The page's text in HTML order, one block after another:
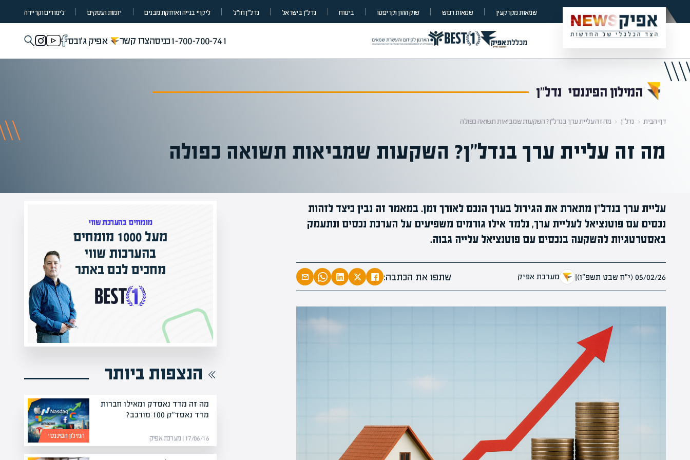
שמאות מקרקעין שמאות רכוש שוק ההון וקריפטו ביטוח נדל”ן בישראל נדל״ן חו״ל ליקויי בנייה ואחזקת מבנים יזמות ועסקים לימודים וקריירה
1-700-700-741כניסהצרו קשר אפיק ג'ובס
המילון הפיננסי נדל"ן
דף הבית ‹ נדל"ן ‹ מה זה עליית ערך בנדל"ן? השקעות שמביאות תשואה כפולה
מה זה עליית ערך בנדל"ן? השקעות שמביאות תשואה כפולה
עליית ערך בנדל"ן מתארת את הגידול בערך הנכס לאורך זמן. במאמר זה נבין כיצד לזהות
נכסים עם פוטנציאל לעליית ערך, נלמד אילו גורמים משפיעים על הערכת נכסים ונתעמק
באסטרטגיות להשקעה בנכסים עם פוטנציאל עלייה גבוה.
05/02/26 (י״ח שבט תשפ״ו) | מערכת אפיק שתפו את הכתבה:
המרצים המובילים בישראל
הקריירה החדשה שלך מעבר לפינה!
מומחים בהערכת שווי
מעל 1000 מומחים
בהערכות שווי
מחכים לכם באתר
הנצפות ביותר
המילון הפיננסי
מה זה מדד נאסדק ומאילו חברות
מדד נאסד"ק 100 מורכב?
17/06/16 | מערכת אפיק